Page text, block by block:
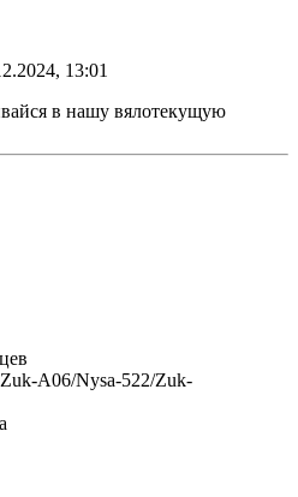
13:01
в нашу вялотекущую
Zuk-A06/Nysa-522/Zuk-